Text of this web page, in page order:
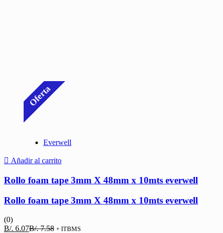
Oferta
Everwell
Añadir al carrito
Rollo foam tape 3mm X 48mm x 10mts everwell
Rollo foam tape 3mm X 48mm x 10mts everwell
(0)
B/. 6.07El
B/.7.58 El
+ ITBMS